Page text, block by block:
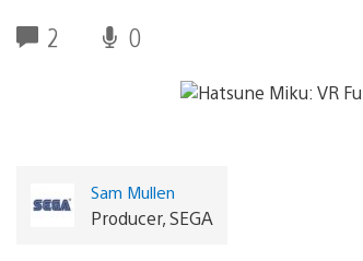
2 0
Sam Mullen
Producer, SEGA